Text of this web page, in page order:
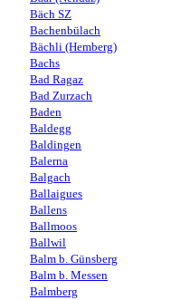
Bäch SZ
Bachenbülach
Bächli (Hemberg)
Bachs
Bad Ragaz
Bad Zurzach
Baden
Baldegg
Baldingen
Balerna
Balgach
Ballaigues
Ballens
Ballmoos
Ballwil
Balm b. Günsberg
Balm b. Messen
Balmberg